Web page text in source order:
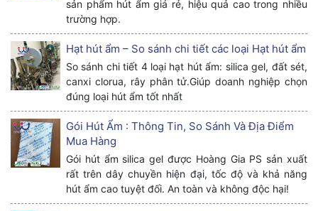
sản phẩm hút ẩm giá rẻ, hiệu quả cao trong nhiều
trường hợp.
Hạt hút ẩm – So sánh chi tiết các loại Hạt hút ẩm
So sánh chi tiết 4 loại hạt hút ẩm: silica gel, đất sét,
canxi clorua, rây phân tử.Giúp doanh nghiệp chọn
đúng loại hút ẩm tốt nhất
Gói Hút Ẩm : Thông Tin, So Sánh Và Địa Điểm
Mua Hàng
Gói hút ẩm silica gel được Hoàng Gia PS sản xuất
rất trên dây chuyền hiện đại, tốc độ và khả năng
hút ẩm cao tuyệt đối. An toàn và không độc hại!